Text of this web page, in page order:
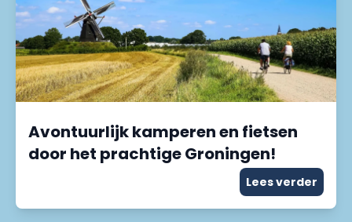
Avontuurlijk kamperen en fietsen
door het prachtige Groningen!
Lees verder